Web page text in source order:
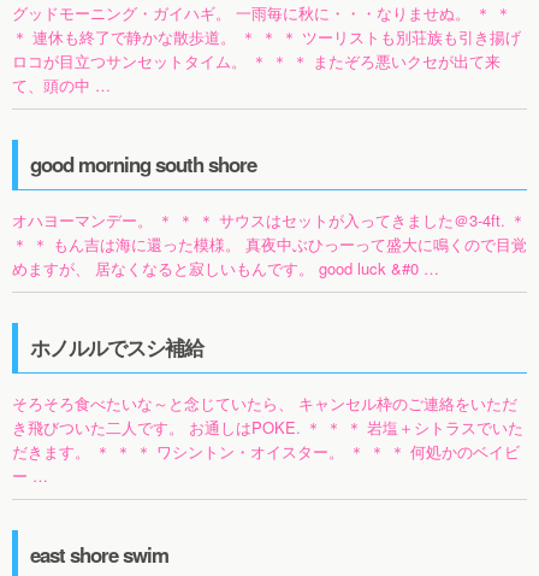
グッドモーニング・ガイハギ。 一雨毎に秋に・・・なりませぬ。 ＊ ＊
＊ 連休も終了で静かな散歩道。 ＊ ＊ ＊ ツーリストも別荘族も引き揚げ
ロコが目立つサンセットタイム。 ＊ ＊ ＊ またぞろ悪いクセが出て来
て、頭の中 …
good morning south shore
オハヨーマンデー。 ＊ ＊ ＊ サウスはセットが入ってきました＠3-4ft. ＊
＊ ＊ もん吉は海に還った模様。 真夜中ぶひっーって盛大に鳴くので目覚
めますが、 居なくなると寂しいもんです。 good luck &#0 …
ホノルルでスシ補給
そろそろ食べたいな～と念じていたら、 キャンセル枠のご連絡をいただ
き飛びついた二人です。 お通しはPOKE. ＊ ＊ ＊ 岩塩＋シトラスでいた
だきます。 ＊ ＊ ＊ ワシントン・オイスター。 ＊ ＊ ＊ 何処かのベイビ
ー …
east shore swim